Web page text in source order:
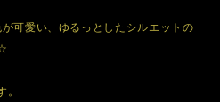
可愛い、ゆるっとしたシルエットの